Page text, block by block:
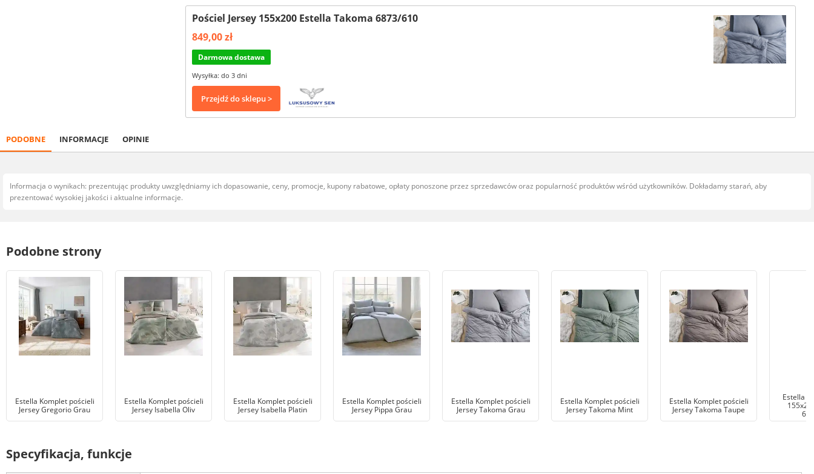
Pościel Jersey 155x200 Estella Takoma 6873/610
849,00 zł
Darmowa dostawa
Wysyłka: do 3 dni
Przejdź do sklepu >
PODOBNE INFORMACJE OPINIE
Informacja o wynikach: prezentując produkty uwzględniamy ich dopasowanie, ceny, promocje, kupony rabatowe, opłaty ponoszone przez sprzedawców oraz popularność produktów wśród użytkowników. Dokładamy starań, aby
prezentować wysokiej jakości i aktualne informacje.
Podobne strony
Estella Komplet pościeli
Jersey Gregorio Grau
Estella Komplet pościeli
Jersey Isabella Oliv
Estella Komplet pościeli
Jersey Isabella Platin
Estella Komplet pościeli
Jersey Pippa Grau
Estella Komplet pościeli
Jersey Takoma Grau
Estella Komplet pościeli
Jersey Takoma Mint
Estella Komplet pościeli
Jersey Takoma Taupe
Estella
Specyfikacja, funkcje